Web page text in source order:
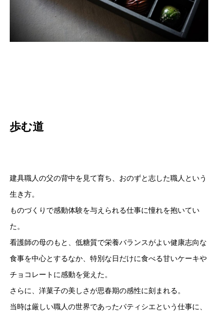
歩む道
建具職人の父の背中を見て育ち、おのずと志した職人という
生き方。
ものづくりで感動体験を与えられる仕事に憧れを抱いてい
た。
看護師の母のもと、低糖質で栄養バランスがよい健康志向な
食事を中心とするなか、特別な日だけに食べる甘いケーキや
チョコレートに感動を覚えた。
さらに、洋菓子の美しさが思春期の感性に刻まれる。
当時は厳しい職人の世界であったパティシエという仕事に、